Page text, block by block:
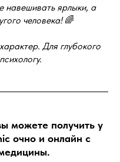
навешивать ярлыки, а
человека!🌈
Для глубокого
можете получить у
очно и онлайн с